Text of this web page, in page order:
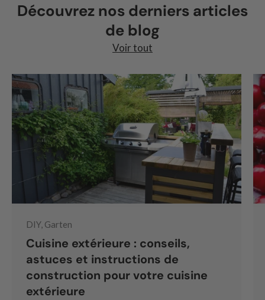
Découvrez nos derniers articles
de blog
Voir tout
DIY, Garten
Cuisine extérieure : conseils,
astuces et instructions de
construction pour votre cuisine
extérieure